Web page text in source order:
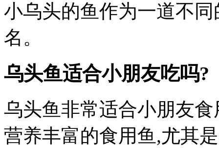
小乌头的鱼作为一道不
名。
乌头鱼适合小朋友吃吗?
乌头鱼非常适合小朋友
营养丰富的食用鱼,尤其